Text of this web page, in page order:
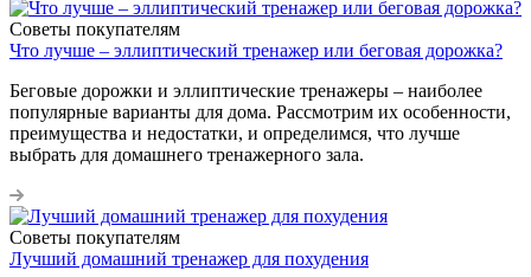
Советы покупателям
Что лучше – эллиптический тренажер или беговая дорожка?
Беговые дорожки и эллиптические тренажеры – наиболее
популярные варианты для дома. Рассмотрим их особенности,
преимущества и недостатки, и определимся, что лучше
выбрать для домашнего тренажерного зала.
Советы покупателям
Лучший домашний тренажер для похудения